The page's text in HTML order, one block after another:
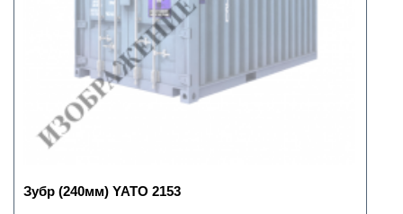
Зубр (240мм) YATO 2153